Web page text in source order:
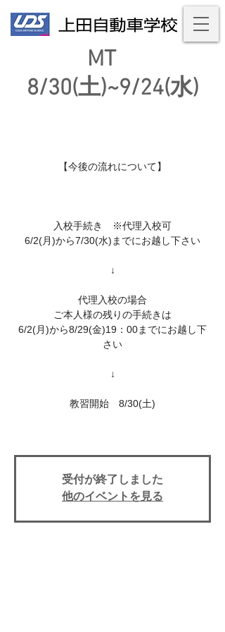
MT
8/30(土)~9/24(水)
【今後の流れについて】
入校手続き ※代理入校可
6/2(月)から7/30(水)までにお越し下さい
↓
代理入校の場合
ご本人様の残りの手続きは
6/2(月)から8/29(金)19：00までにお越し下
さい
↓
教習開始 8/30(土)
受付が終了しました
他のイベントを見る